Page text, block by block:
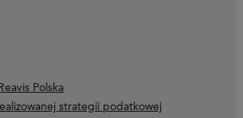
Polska
strategii podatkowej